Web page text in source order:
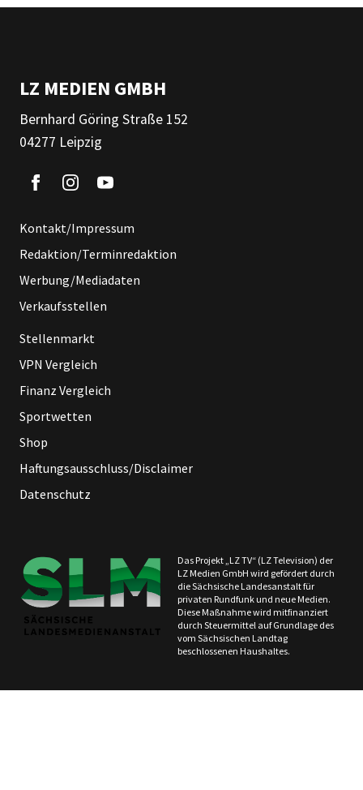
LZ MEDIEN GMBH
Bernhard Göring Straße 152
04277 Leipzig
Kontakt/Impressum
Redaktion/Terminredaktion
Werbung/Mediadaten
Verkaufsstellen
Stellenmarkt
VPN Vergleich
Finanz Vergleich
Sportwetten
Shop
Haftungsausschluss/Disclaimer
Datenschutz
Das Projekt „LZ TV“ (LZ Television) der
LZ Medien GmbH wird gefördert durch
die Sächsische Landesanstalt für
privaten Rundfunk und neue Medien.
Diese Maßnahme wird mitfinanziert
durch Steuermittel auf Grundlage des
vom Sächsischen Landtag
beschlossenen Haushaltes.